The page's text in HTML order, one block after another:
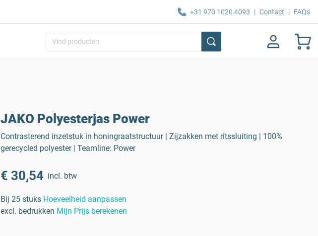
+31 970 1020 4093 | Contact | FAQs
JAKO Polyesterjas Power
Contrasterend inzetstuk in honingraatstructuur | Zijzakken met ritssluiting | 100%
gerecycled polyester | Teamline: Power
€ 30,54 incl. btw
Bij 25 stuks Hoeveelheid aanpassen
excl. bedrukken Mijn Prijs berekenen